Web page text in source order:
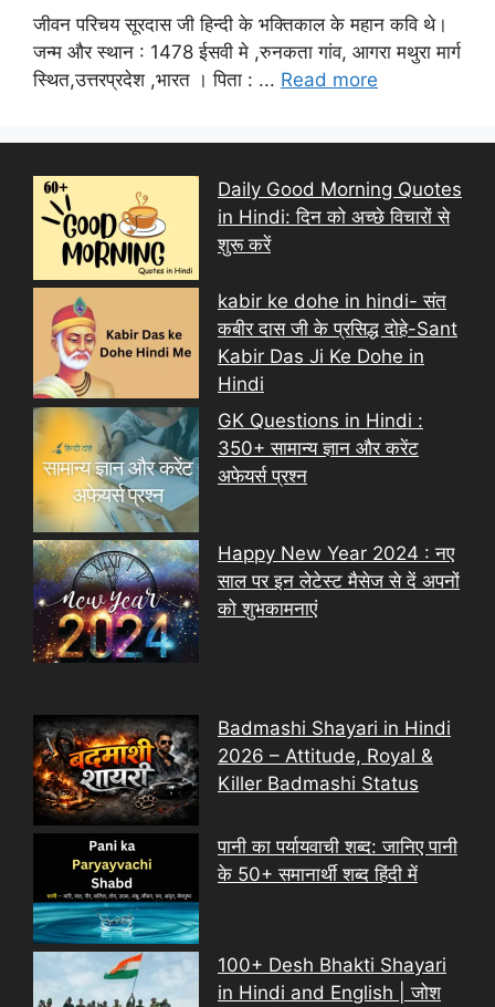
जीवन परिचय सूरदास जी हिन्दी के भक्तिकाल के महान कवि थे।
जन्म और स्थान : 1478 ईसवी मे ,रुनकता गांव, आगरा मथुरा मार्ग
स्थित,उत्तरप्रदेश ,भारत । पिता : ... Read more
Daily Good Morning Quotes
in Hindi: दिन को अच्छे विचारों से
शुरू करें
kabir ke dohe in hindi- संत
कबीर दास जी के प्रसिद्ध दोहे-Sant
Kabir Das Ji Ke Dohe in
Hindi
GK Questions in Hindi :
350+ सामान्य ज्ञान और करेंट
अफेयर्स प्रश्न
Happy New Year 2024 : नए
साल पर इन लेटेस्ट मैसेज से दें अपनों
को शुभकामनाएं
Badmashi Shayari in Hindi
2026 – Attitude, Royal &
Killer Badmashi Status
पानी का पर्यायवाची शब्द: जानिए पानी
के 50+ समानार्थी शब्द हिंदी में
100+ Desh Bhakti Shayari
in Hindi and English | जोश